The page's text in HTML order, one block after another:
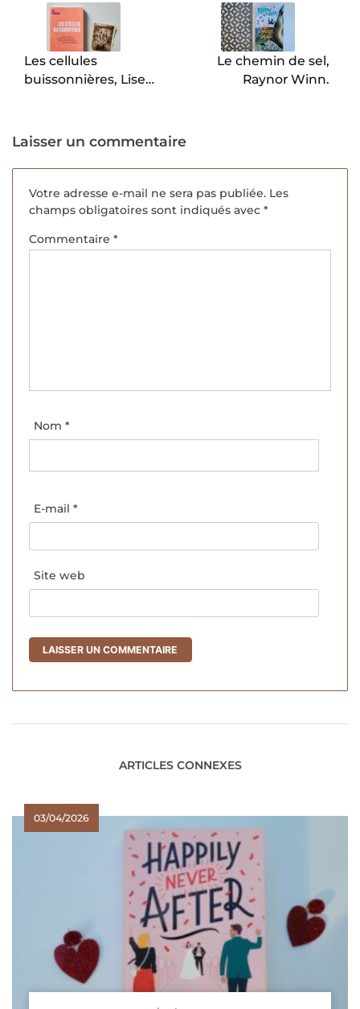
l’article
Les cellules
buissonnières, Lise
Le chemin de sel,
Raynor Winn.
Laisser un commentaire
Votre adresse e-mail ne sera pas publiée. Les
champs obligatoires sont indiqués avec *
Commentaire *
Nom *
E-mail *
Site web
ARTICLES CONNEXES
03/04/2026